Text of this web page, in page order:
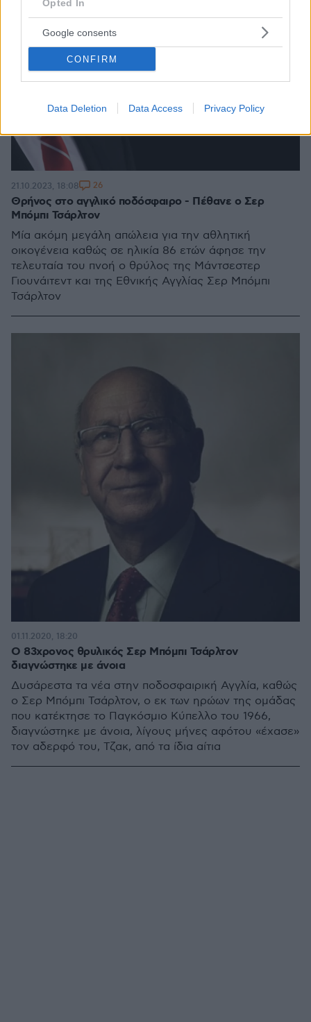
Opted In
Google consents
CONFIRM
Data Deletion Data Access Privacy Policy
Θρήνος στο αγγλικό ποδόσφαιρο - Πέθανε ο Σερ
Μπόμπι Τσάρλτον
Μία ακόμη μεγάλη απώλεια για την αθλητική
οικογένεια καθώς σε ηλικία 86 ετών άφησε την
τελευταία του πνοή ο θρύλος της Μάντσεστερ
Γιουνάιτεντ και της Εθνικής Αγγλίας Σερ Μπόμπι
Τσάρλτον
21.10.2023, 18:08 26
Ο 83χρονος θρυλικός Σερ Μπόμπι Τσάρλτον
διαγνώστηκε με άνοια
Δυσάρεστα τα νέα στην ποδοσφαιρική Αγγλία, καθώς
ο Σερ Μπόμπι Τσάρλτον, ο εκ των ηρώων της ομάδας
που κατέκτησε το Παγκόσμιο Κύπελλο του 1966,
διαγνώστηκε με άνοια, λίγους μήνες αφότου «έχασε»
τον αδερφό του, Τζακ, από τα ίδια αίτια
01.11.2020, 18:20